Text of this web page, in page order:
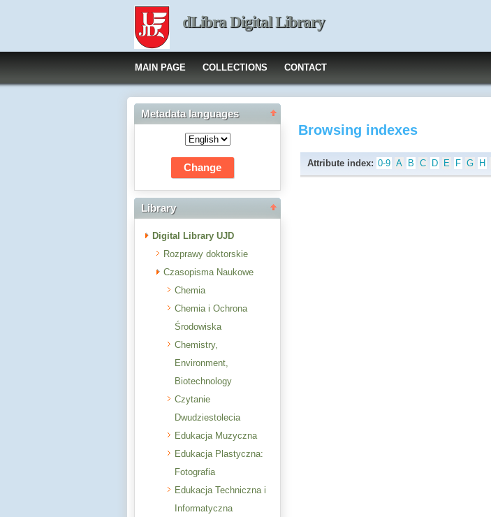
dLibra Digital Library
MAIN PAGE COLLECTIONS CONTACT
Metadata languages
Library
Digital Library UJD
Rozprawy doktorskie
Czasopisma Naukowe
Chemia
Chemia i Ochrona
Środowiska
Chemistry,
Environment,
Biotechnology
Czytanie
Dwudziestolecia
Edukacja Muzyczna
Edukacja Plastyczna:
Fotografia
Edukacja Techniczna i
Informatyczna
Browsing indexes
Attribute index: 0-9 A B C D E F G H